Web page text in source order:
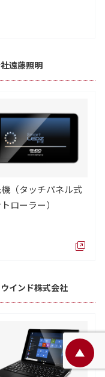
遠藤照明
（タッチパネル式
ローラー）
インド株式会社